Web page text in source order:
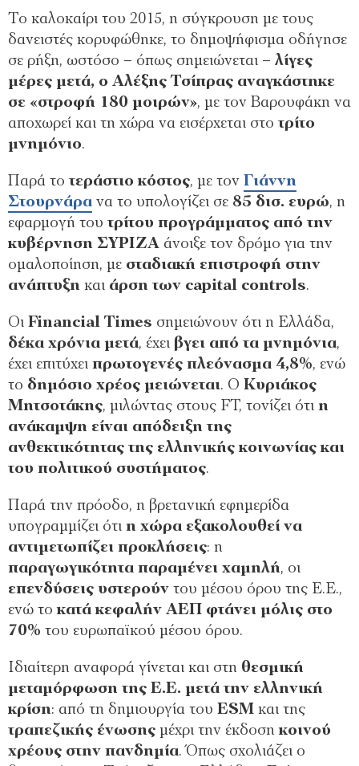
Το καλοκαίρι του 2015, η σύγκρουση με τους
δανειστές κορυφώθηκε, το δημοψήφισμα οδήγησε
σε ρήξη, ωστόσο – όπως σημειώνεται – λίγες
μέρες μετά, ο Αλέξης Τσίπρας αναγκάστηκε
σε «στροφή 180 μοιρών», με τον Βαρουφάκη να
αποχωρεί και τη χώρα να εισέρχεται στοτρίτο
μνημόνιο.
Παρά τοτεράστιο κόστος, με τον Γιάννη
Στουρνάρα να το υπολογίζει σε 85 δισ. ευρώ, η
εφαρμογή τουτρίτου προγράμματος από την
κυβέρνηση ΣΥΡΙΖΑ άνοιξε τον δρόμο για την
ομαλοποίηση, με σταδιακή επιστροφή στην
ανάπτυξη και άρση των capital controls.
Οι Financial Times σημειώνουν ότι η Ελλάδα,
δέκα χρόνια μετά, έχει βγει από τα μνημόνια,
έχει επιτύχει πρωτογενές πλεόνασμα 4,8%, ενώ
το δημόσιο χρέος μειώνεται. Ο Κυριάκος
Μητσοτάκης, μιλώντας στους FT, τονίζει ότι η
ανάκαμψη είναι απόδειξη της
ανθεκτικότητας της ελληνικής κοινωνίας και
του πολιτικού συστήματος.
Παρά την πρόοδο, η βρετανική εφημερίδα
υπογραμμίζει ότι η χώρα εξακολουθεί να
αντιμετωπίζει προκλήσεις: η
παραγωγικότητα παραμένει χαμηλή, οι
επενδύσεις υστερούν του μέσου όρου της Ε.Ε.,
ενώ τοκατά κεφαλήν ΑΕΠ φτάνει μόλις στο
70% του ευρωπαϊκού μέσου όρου.
Ιδιαίτερη αναφορά γίνεται και στη θεσμική
μεταμόρφωση της Ε.Ε. μετά την ελληνική
κρίση: από τη δημιουργία του ESM και της
τραπεζικής ένωσης μέχρι την έκδοσηκοινού
χρέους στην πανδημία. Όπως σχολιάζει ο